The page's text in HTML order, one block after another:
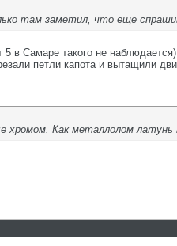
там заметил, что еще
в Самаре такого не
петли капота и вытащили
Как металлолом латунь